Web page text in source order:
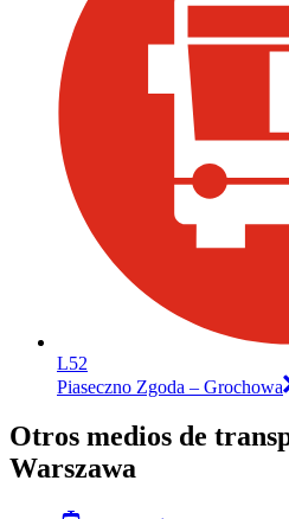
L52
Piaseczno Zgoda – Grochowa
Otros medios de
Warszawa